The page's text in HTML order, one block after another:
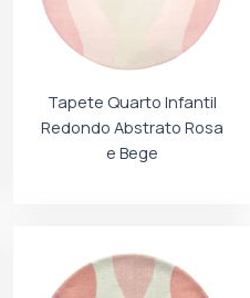
Tapete Quarto Infantil
Redondo Abstrato Rosa
e Bege